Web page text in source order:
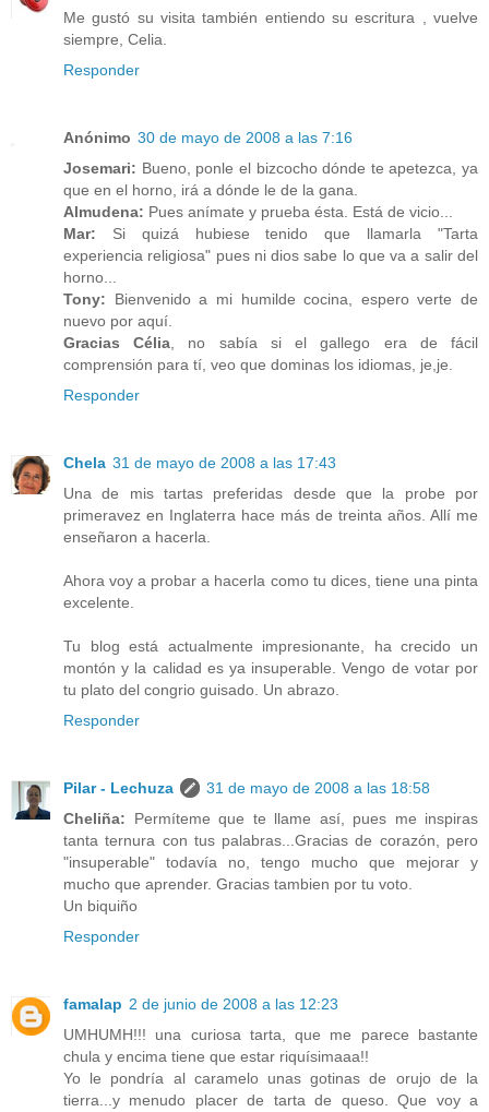
Me gustó su visita también entiendo su escritura , vuelve
siempre, Celia.
Responder
Anónimo 30 de mayo de 2008 a las 7:16
Josemari: Bueno, ponle el bizcocho dónde te apetezca, ya
que en el horno, irá a dónde le de la gana.
Almudena: Pues anímate y prueba ésta. Está de vicio...
Mar: Si quizá hubiese tenido que llamarla "Tarta
experiencia religiosa" pues ni dios sabe lo que va a salir del
horno...
Tony: Bienvenido a mi humilde cocina, espero verte de
nuevo por aquí.
Gracias Célia, no sabía si el gallego era de fácil
comprensión para tí, veo que dominas los idiomas, je,je.
Responder
Chela 31 de mayo de 2008 a las 17:43
Una de mis tartas preferidas desde que la probe por
primeravez en Inglaterra hace más de treinta años. Allí me
enseñaron a hacerla.
Ahora voy a probar a hacerla como tu dices, tiene una pinta
excelente.
Tu blog está actualmente impresionante, ha crecido un
montón y la calidad es ya insuperable. Vengo de votar por
tu plato del congrio guisado. Un abrazo.
Responder
Pilar - Lechuza
31 de mayo de 2008 a las 18:58
Cheliña: Permíteme que te llame así, pues me inspiras
tanta ternura con tus palabras...Gracias de corazón, pero
"insuperable" todavía no, tengo mucho que mejorar y
mucho que aprender. Gracias tambien por tu voto.
Un biquiño
Responder
famalap 2 de junio de 2008 a las 12:23
UMHUMH!!! una curiosa tarta, que me parece bastante
chula y encima tiene que estar riquísimaaa!!
Yo le pondría al caramelo unas gotinas de orujo de la
tierra...y menudo placer de tarta de queso. Que voy a